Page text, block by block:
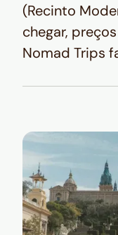
(Recinto
chegar,
Nomad Trips